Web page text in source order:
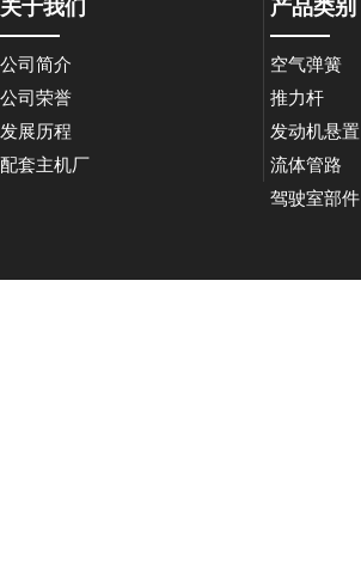
关于我们
公司简介
公司荣誉
发展历程
配套主机厂
产品类别
空气弹簧
推力杆
发动机悬置
流体管路
驾驶室部件